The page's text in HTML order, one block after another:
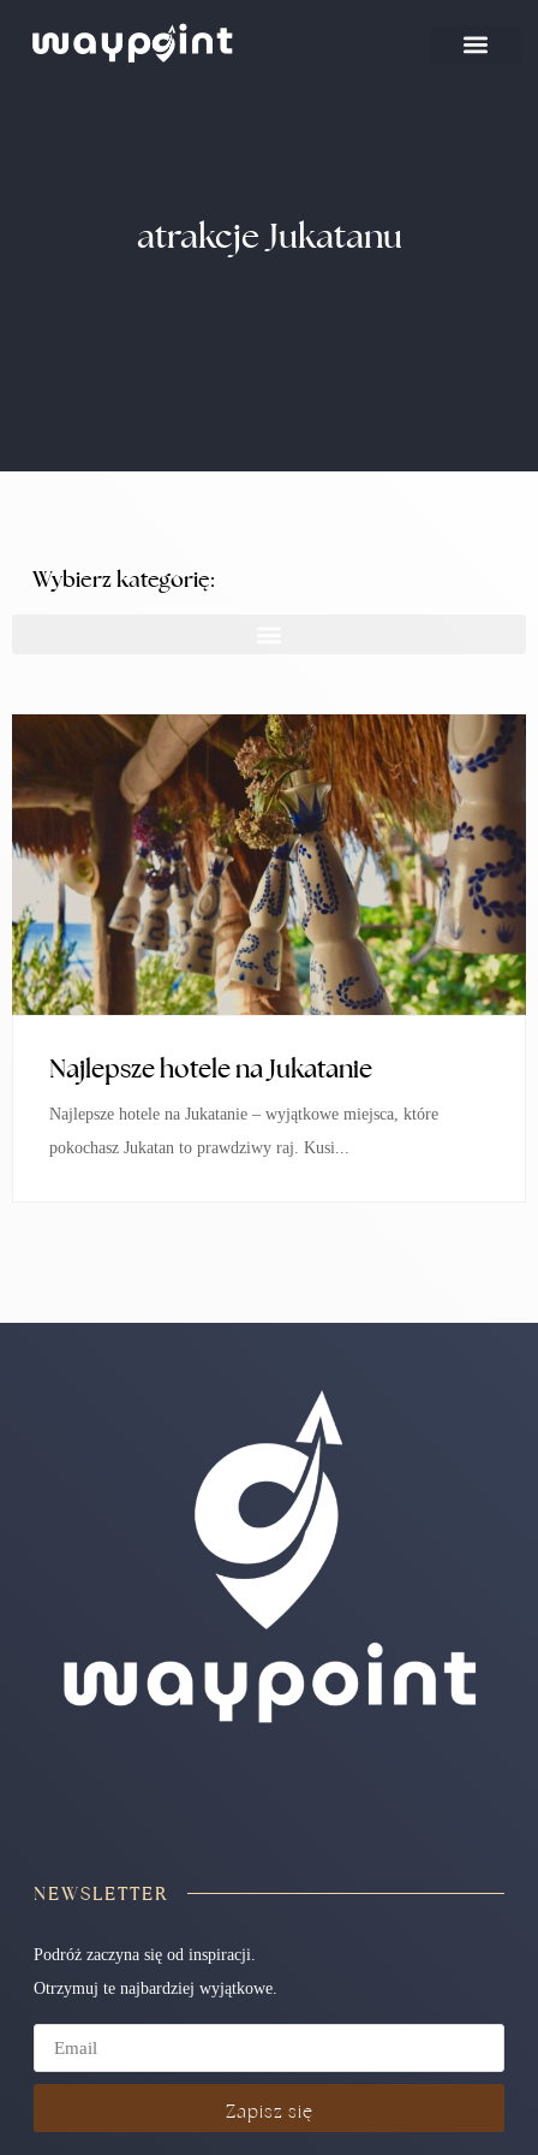
atrakcje Jukatanu
Wybierz kategorię:
Najlepsze hotele na Jukatanie
Najlepsze hotele na Jukatanie – wyjątkowe miejsca, które
pokochasz Jukatan to prawdziwy raj. Kusi...
NEWSLETTER
Podróż zaczyna się od inspiracji.
Otrzymuj te najbardziej wyjątkowe.
Zapisz się